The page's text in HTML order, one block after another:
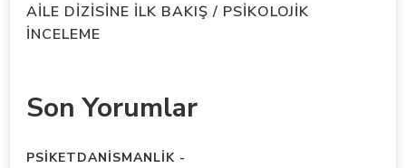
AİLE DİZİSİNE İLK BAKIŞ / PSİKOLOJİK
İNCELEME
Son Yorumlar
PSIKETDANISMANLIK -